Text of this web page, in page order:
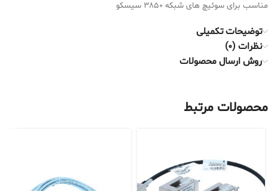
مناسب برای سوئیچ های شبکه ۳۸۵۰ سیسکو
توضیحات تکمیلی
نظرات (0)
روش ارسال محصولات
محصولات مرتبط